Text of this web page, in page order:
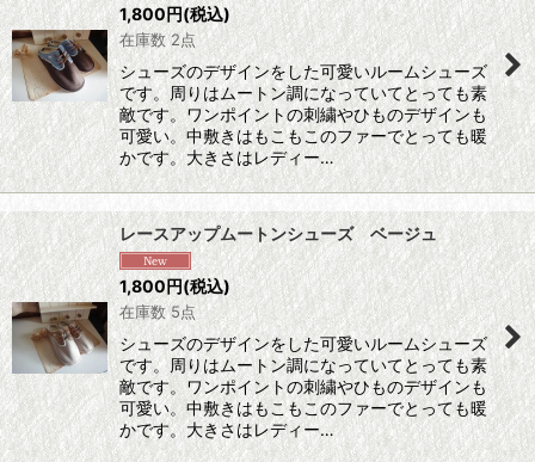
1,800円(税込)
在庫数 2点
シューズのデザインをした可愛いルームシューズ
です。周りはムートン調になっていてとっても素
敵です。ワンポイントの刺繍やひものデザインも
可愛い。中敷きはもこもこのファーでとっても暖
かです。大きさはレディー…
レースアップムートンシューズ ベージュ
1,800円(税込)
在庫数 5点
シューズのデザインをした可愛いルームシューズ
です。周りはムートン調になっていてとっても素
敵です。ワンポイントの刺繍やひものデザインも
可愛い。中敷きはもこもこのファーでとっても暖
かです。大きさはレディー…